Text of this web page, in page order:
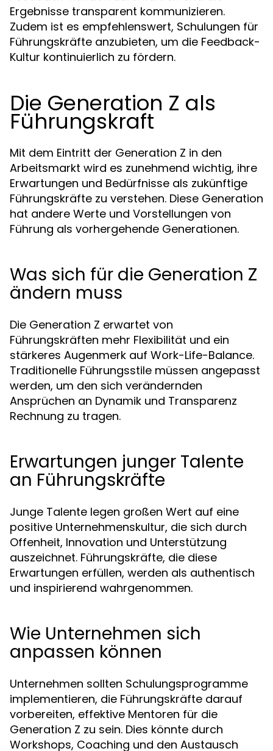
Ergebnisse transparent kommunizieren.
Zudem ist es empfehlenswert, Schulungen für
Führungskräfte anzubieten, um die Feedback-
Kultur kontinuierlich zu fördern.
Die Generation Z als
Führungskraft
Mit dem Eintritt der Generation Z in den
Arbeitsmarkt wird es zunehmend wichtig, ihre
Erwartungen und Bedürfnisse als zukünftige
Führungskräfte zu verstehen. Diese Generation
hat andere Werte und Vorstellungen von
Führung als vorhergehende Generationen.
Was sich für die Generation Z
ändern muss
Die Generation Z erwartet von
Führungskräften mehr Flexibilität und ein
stärkeres Augenmerk auf Work-Life-Balance.
Traditionelle Führungsstile müssen angepasst
werden, um den sich verändernden
Ansprüchen an Dynamik und Transparenz
Rechnung zu tragen.
Erwartungen junger Talente
an Führungskräfte
Junge Talente legen großen Wert auf eine
positive Unternehmenskultur, die sich durch
Offenheit, Innovation und Unterstützung
auszeichnet. Führungskräfte, die diese
Erwartungen erfüllen, werden als authentisch
und inspirierend wahrgenommen.
Wie Unternehmen sich
anpassen können
Unternehmen sollten Schulungsprogramme
implementieren, die Führungskräfte darauf
vorbereiten, effektive Mentoren für die
Generation Z zu sein. Dies könnte durch
Workshops, Coaching und den Austausch